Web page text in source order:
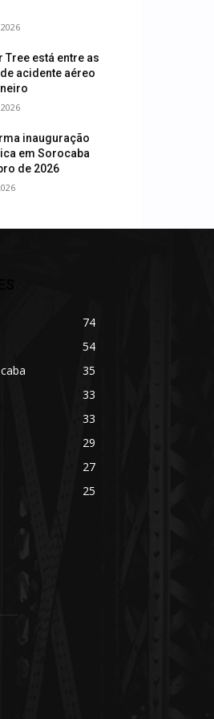
Tree está entre as
acidente aéreo
inauguração
em Sorocaba
de 2026
74
54
35
33
33
29
27
25